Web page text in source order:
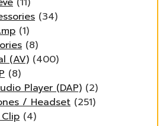
(34)
(1)
(8)
(AV) (400)
(8)
Player (DAP) (2)
/ Headset (251)
(4)